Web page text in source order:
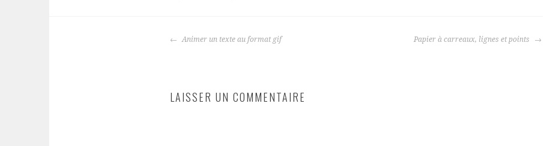
NAVIGATION
Animer un texte au format gif Papier à carreaux, lignes et points
LAISSER UN COMMENTAIRE